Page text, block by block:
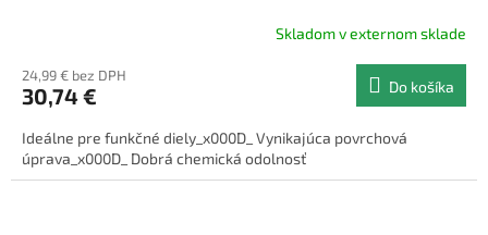
Skladom v externom sklade
24,99 € bez DPH
30,74 € Do košíka
Ideálne pre funkčné diely_x000D_ Vynikajúca povrchová
úprava_x000D_ Dobrá chemická odolnosť